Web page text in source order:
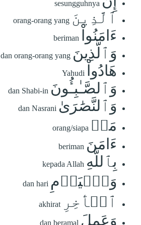
sesungguhnya
ٱلَّذِينَ orang-orang yang
ءَامَنُواْ beriman
وَٱلَّذِينَ dan orang-orang yang
هَادُواْ Yahudi
وَٱلصَّـٰبِـُٔونَ dan Shabi-in
وَٱلنَّصَٰرَىٰ dan Nasrani
مَنۡ orang/siapa
ءَامَنَ beriman
بِٱللَّهِ kepada Allah
وَٱلۡيَوۡمِ dan hari
ٱلۡأٓخِرِ akhirat
وَعَمِلَ dan beramal